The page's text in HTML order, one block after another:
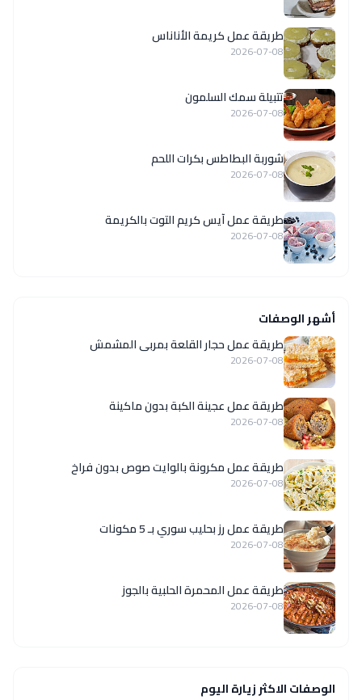
طريقة عمل كريمة الأناناس
2026-07-08
تتبيلة سمك السلمون
2026-07-08
شوربة البطاطس بكرات اللحم
2026-07-08
طريقة عمل آيس كريم التوت بالكريمة
2026-07-08
أشهر الوصفات
طريقة عمل حجار القلعة بمربى المشمش
2026-07-08
طريقة عمل عجينة الكبة بدون ماكينة
2026-07-08
طريقة عمل مكرونة بالوايت صوص بدون فراخ
2026-07-08
طريقة عمل رز بحليب سوري بـ 5 مكونات
2026-07-08
طريقة عمل المحمرة الحلبية بالجوز
2026-07-08
الوصفات الاكثر زيارة اليوم